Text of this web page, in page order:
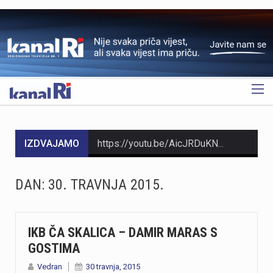
OGLAS
IZDVAJAMO
https://youtu.be/bbJS07ZGQeU Tridesetosmogodišnji Denis Vejzović iz Hrvatske doživio je puknuće aneurizme u Irskoj, a obitelj ima manje od dana prije nego što liječnici u Corku isključe aparate za održavanje života. Liječnički tim donosi odluku o isključivanju, a obitelj hitno traži medicinski prijevoz i bolnicu u Hrvatskoj te prikuplja pomoć preko GoFundMe aplikacije.Donacije za pomoć obitelji i organizaciju liječničkog prijevoza mogu se uplatiti putem GoFundMe platforme. https://www.gofundme.com/f/help-denis-fight-for-his-life?lang=en_US&ts=1785938768 Više u videoprilogu:
DAN: 30. TRAVNJA 2015.
IKB ČA SKALICA – DAMIR MARAS S
GOSTIMA
Vedran 30 travnja, 2015